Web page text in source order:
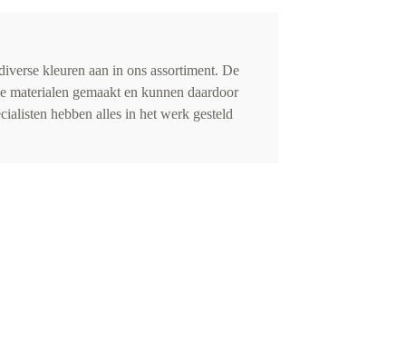
kleuren aan in ons assortiment. De
gemaakt en kunnen daardoor
hebben alles in het werk gesteld